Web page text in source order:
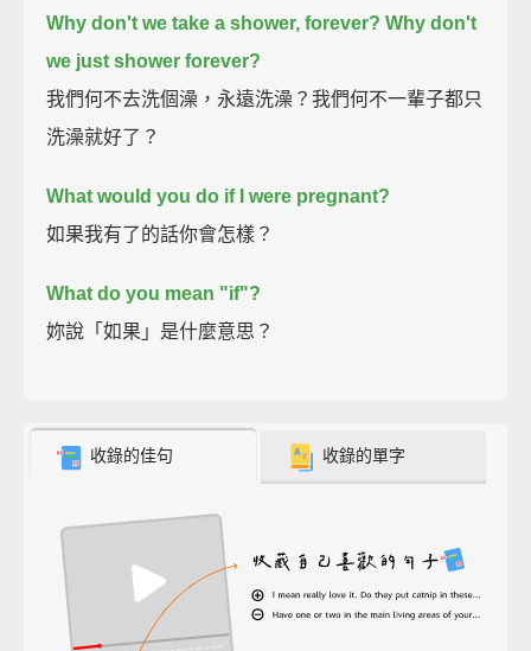
Why don't we take a shower, forever? Why don't
we just shower forever?
我們何不去洗個澡，永遠洗澡？我們何不一輩子都只
洗澡就好了？
What would you do if I were pregnant?
如果我有了的話你會怎樣？
What do you mean "if"?
妳說「如果」是什麼意思？
收錄的佳句 收錄的單字